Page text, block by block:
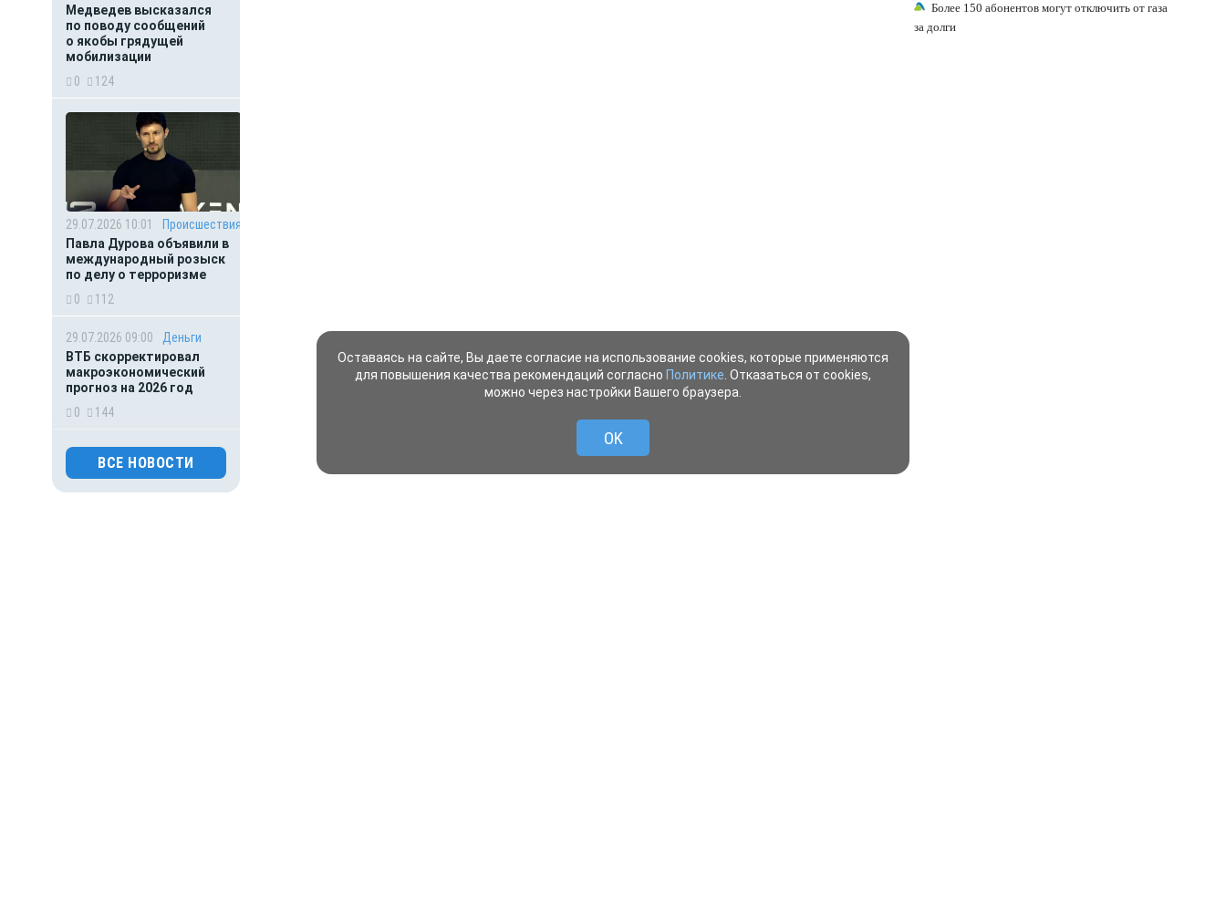
Медведев высказался
по поводу сообщений
о якобы грядущей
мобилизации
0
124
29.07.2026 10:01
Происшествия
Павла Дурова объявили в
международный розыск
по делу о терроризме
0
112
29.07.2026 09:00
Деньги
ВТБ скорректировал
макроэкономический
прогноз на 2026 год
0
144
29.07.2026 05:47
Общество
Главное за ночь. Тела
ВСЕ НОВОСТИ
Более 150 абонентов могут отключить от газа
за долги
Оставаясь на сайте, Вы даете согласие на использование cookies, которые применяются
для повышения качества рекомендаций согласно Политике . Отказаться от cookies,
можно через настройки Вашего браузера.
OK